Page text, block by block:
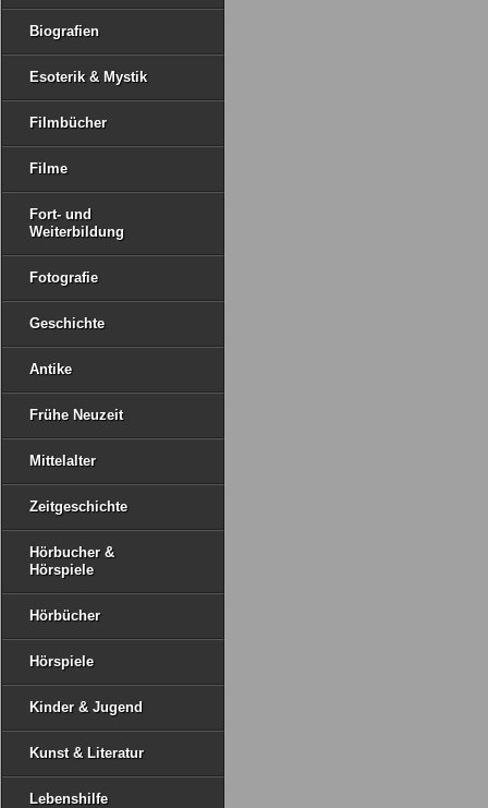
Biografien
Esoterik & Mystik
Filmbücher
Filme
Fort- und
Weiterbildung
Fotografie
Geschichte
Antike
Frühe Neuzeit
Mittelalter
Zeitgeschichte
Hörbucher &
Hörspiele
Hörbücher
Hörspiele
Kinder & Jugend
Kunst & Literatur
Lebenshilfe